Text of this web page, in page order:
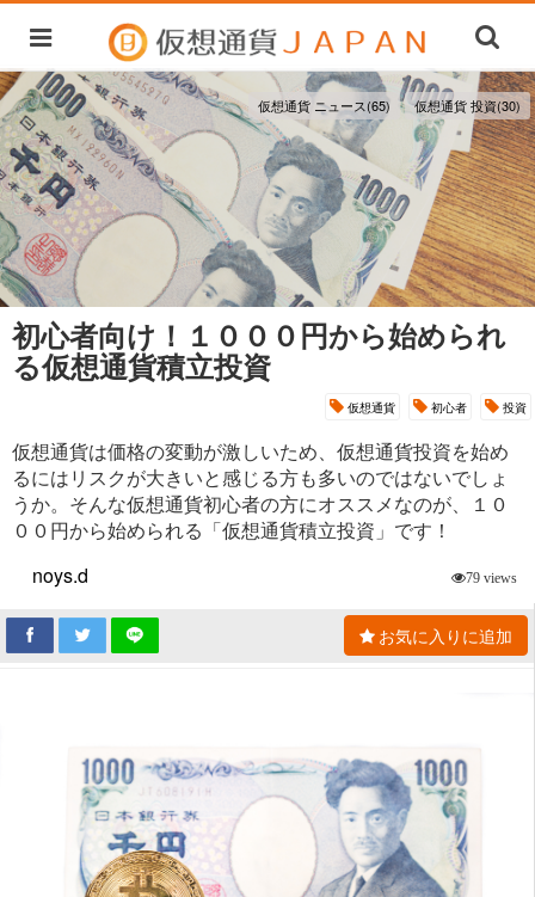
仮想通貨 ニュース(65) 仮想通貨 投資(30)
初心者向け！１０００円から始められ
る仮想通貨積立投資
仮想通貨 初心者 投資
仮想通貨は価格の変動が激しいため、仮想通貨投資を始め
るにはリスクが大きいと感じる方も多いのではないでしょ
うか。そんな仮想通貨初心者の方にオススメなのが、１０
００円から始められる「仮想通貨積立投資」です！
noys.d
79 views
お気に入りに追加